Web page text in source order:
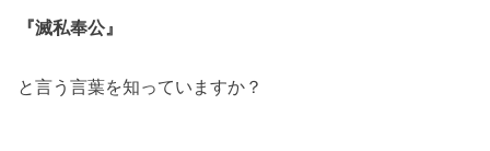
『滅私奉公』
と言う言葉を知っていますか？